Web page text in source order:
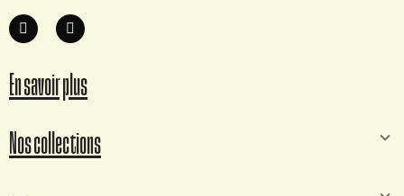
En savoir plus
Nos collections